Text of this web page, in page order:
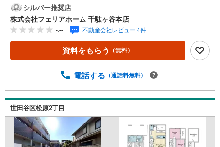
沢大学駅（徒歩10分）の2駅が利用でき、アクセス性に優れ
ています。三軒茶屋エリアは、文化的な魅力と都市の利便
性が調和した人気エリア。全館空調・高性能樹脂サッシ・
現場発泡ウレタン断熱施工など、最新の省エネ技術を採用
したZEH水準の住宅です。約19.5帖のLDK、アイランドキ
ッチン、広い玄関土間、ガス乾燥機など、快適な暮らしを
保証20年で安心してお住まい頂けます。全館空調×高気
少ない快適なご生活が可能です♪ 三軒茶屋駅徒歩6分 14
000万円台～の新築戸建も合わせてご紹介できます♪
シルバー推奨店
株式会社フェリアホーム 千駄ヶ谷本店
-.-- 不動産会社レビュー 4件
資料をもらう （無料）
電話する （通話料無料）
世田谷区松原2丁目